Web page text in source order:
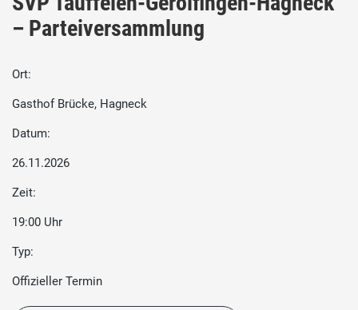
– Parteiversammlung
Ort:
Gasthof Brücke, Hagneck
Datum:
26.11.2026
Zeit:
19:00 Uhr
Typ:
Offizieller Termin